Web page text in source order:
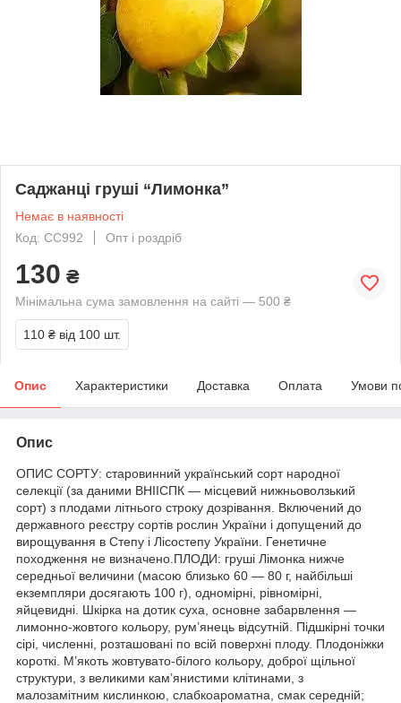
Саджанці груші “Лимонка”
Немає в наявності
Код: СС992
Опт і роздріб
130 ₴
Мінімальна сума замовлення на сайті — 500 ₴
110 ₴ від 100 шт.
Опис Характеристики Доставка Оплата Умови
Опис
ОПИС СОРТУ: старовинний український сорт народної
селекції (за даними ВНІІСПК — місцевий нижньоволзький
сорт) з плодами літнього строку дозрівання. Включений до
державного реєстру сортів рослин України і допущений до
вирощування в Степу і Лісостепу України. Генетичне
походження не визначено.ПЛОДИ: груші Лімонка нижче
середньої величини (масою близько 60 — 80 г, найбільші
екземпляри досягають 100 г), одномірні, рівномірні,
яйцевидні. Шкірка на дотик суха, основне забарвлення —
лимонно-жовтого кольору, рум’янець відсутній. Підшкірні точки
сірі, численні, розташовані по всій поверхні плоду. Плодоніжки
короткі. М’якоть жовтувато-білого кольору, доброї щільної
структури, з великими кам’янистими клітинами, з
малозамітним кислинкою, слабкоароматна, смак середній;